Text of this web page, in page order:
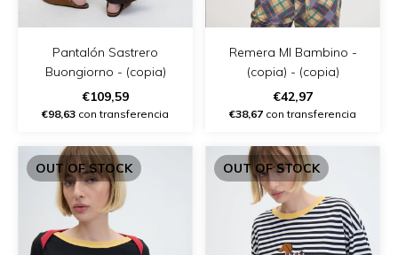
Pantalón Sastrero
Buongiorno - (copia)
€109,59
€98,63 con transferencia
Remera Ml Bambino -
(copia) - (copia)
€42,97
€38,67 con transferencia
OUT OF STOCK OUT OF STOCK